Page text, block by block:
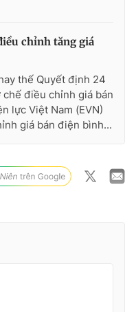
chỉnh tăng giá
thế Quyết định 24
điều chỉnh giá bán
lực Việt Nam (EVN)
giá bán điện bình...